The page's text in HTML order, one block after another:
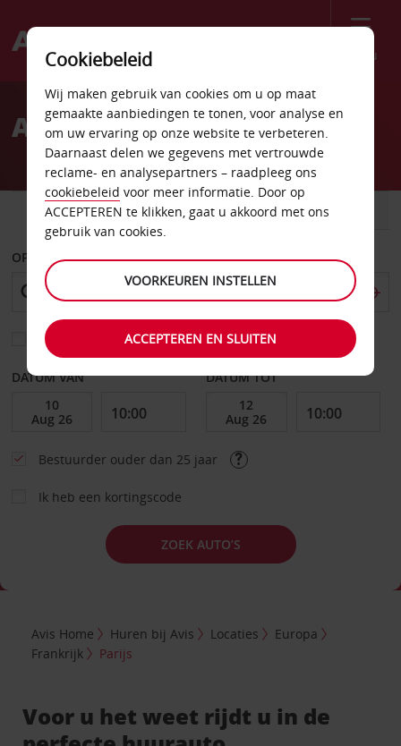
Menu
Welcome
AvisAutohuur in Parijs
AUTO BESTELWAGEN
OPHALEN OP
Kies een ander afleverpunt
DATUM VAN DATUM TOT
Bestuurder ouder dan 25 jaar
Ik heb een kortingscode
ZOEK AUTO’S
Avis Home Huren bij Avis Locaties
Europa
Frankrijk
Parijs
Voor u het weet rijdt u in de
Cookiebeleid
Wij maken gebruik van cookies om u op maat
gemaakte aanbiedingen te tonen, voor analyse en
om uw ervaring op onze website te verbeteren.
Daarnaast delen we gegevens met vertrouwde
reclame- en analysepartners – raadpleeg ons
cookiebeleid voor meer informatie. Door op
ACCEPTEREN te klikken, gaat u akkoord met ons
gebruik van cookies.
VOORKEUREN INSTELLEN
ACCEPTEREN EN SLUITEN